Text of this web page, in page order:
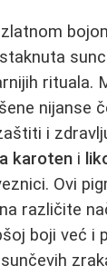
rituala.
nijanse
i
karoten i
Ovi
različite
boji već i